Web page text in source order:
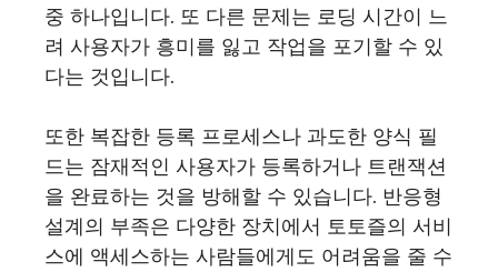
중 하나입니다. 또 다른 문제는 로딩 시간이 느
려 사용자가 흥미를 잃고 작업을 포기할 수 있
다는 것입니다.
또한 복잡한 등록 프로세스나 과도한 양식 필
드는 잠재적인 사용자가 등록하거나 트랜잭션
을 완료하는 것을 방해할 수 있습니다. 반응형
설계의 부족은 다양한 장치에서 토토즐의 서비
스에 액세스하는 사람들에게도 어려움을 줄 수